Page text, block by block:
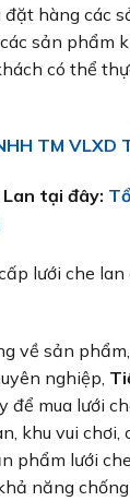
hàng các
sản phẩm
có thể
TM VLXD
Lan tại đây:
lưới che lan
về sản
nghiệp,
để mua lưới
khu vui chơi,
phẩm lưới
năng